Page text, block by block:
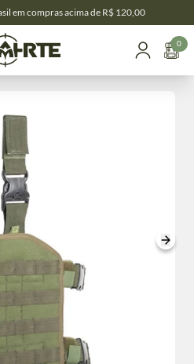
em compras acima de R$ 120,00
0